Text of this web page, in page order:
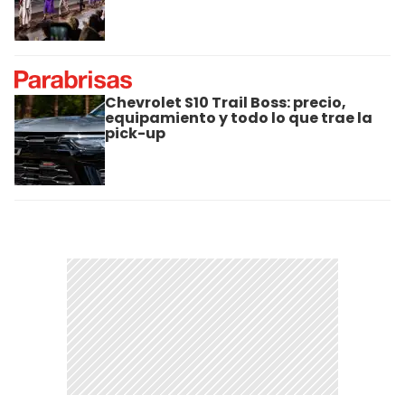
Chevrolet S10 Trail Boss: precio,
equipamiento y todo lo que trae la
pick-up